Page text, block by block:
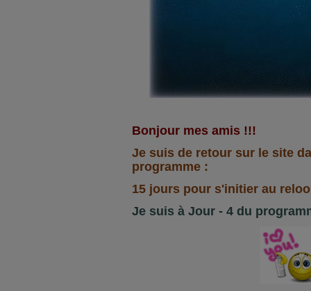
Bonjour mes amis !!!
Je suis de retour sur le site
programme :
15 jours pour s'initier au
Je suis à Jour - 4 du